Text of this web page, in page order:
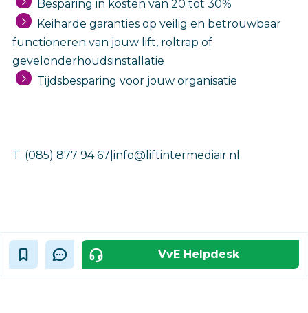
Besparing in kosten van 20 tot 30%
Keiharde garanties op veilig en betrouwbaar
functioneren van jouw lift, roltrap of
gevelonderhoudsinstallatie
Tijdsbesparing voor jouw organisatie
T. (085) 877 94 67|info@liftintermediair.nl
VvE Helpdesk